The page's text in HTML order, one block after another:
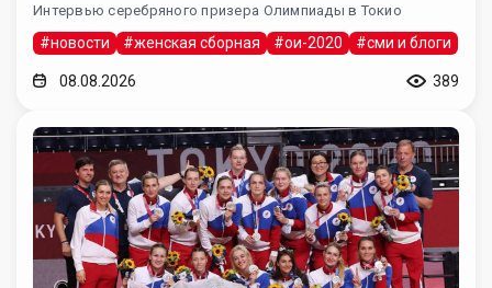
Интервью серебряного призера Олимпиады в Токио
#новости #женская сборная #ои-2020 #сми и блоги
08.08.2026 389